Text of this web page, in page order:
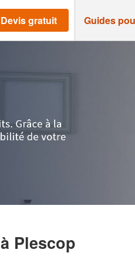
Devis gratuit Guides
à Plescop